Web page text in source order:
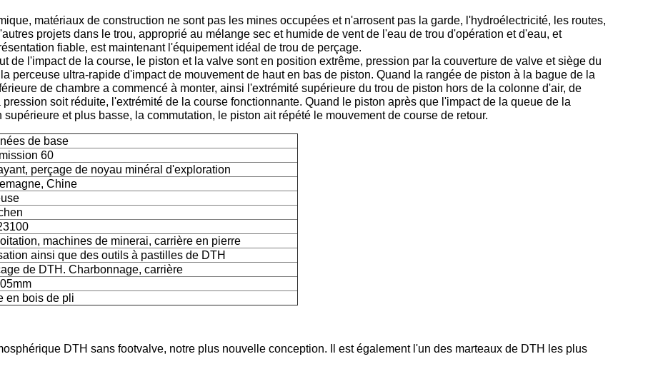
matériaux de construction ne sont pas les mines occupées et n'arrosent pas la garde, l'hydroélectricité, les routes,
projets dans le trou, approprié au mélange sec et humide de vent de l'eau de trou d'opération et d'eau, et
fiable, est maintenant l'équipement idéal de trou de perçage.
de l'impact de la course, le piston et la valve sont en position extrême, pression par la couverture de valve et siège du
perceuse ultra-rapide d'impact de mouvement de haut en bas de piston. Quand la rangée de piston à la bague de la
de chambre a commencé à monter, ainsi l'extrémité supérieure du trou de piston hors de la colonne d'air, de
soit réduite, l'extrémité de la course fonctionnante. Quand le piston après que l'impact de la queue de la
et plus basse, la commutation, le piston ait répété le mouvement de course de retour.
de base
60
perçage de noyau minéral d'exploration
Chine
machines de minerai, carrière en pierre
ainsi que des outils à pastilles de DTH
de DTH. Charbonnage, carrière
en bois de pli
DTH sans footvalve, notre plus nouvelle conception. Il est également l'un des marteaux de DTH les plus